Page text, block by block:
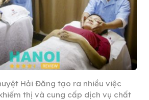
Hải Đăng tạo ra nhiều việc
thị và cung cấp dịch vụ chất